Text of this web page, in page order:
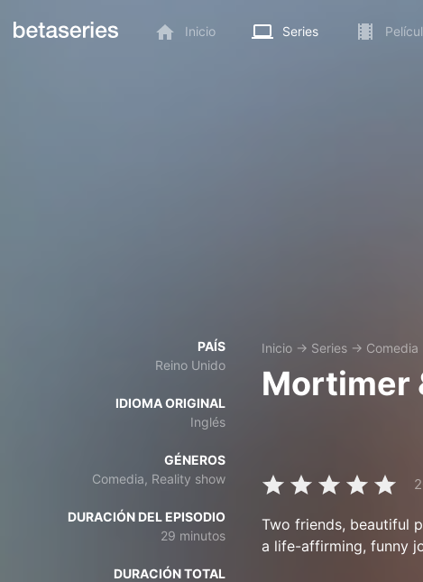
Inicio Series
PAÍS
Reino Unido
IDIOMA ORIGINAL
Inglés
GÉNEROS
Comedia, Reality show
DURACIÓN DEL EPISODIO
29 minutos
DURACIÓN TOTAL
Inicio → Series → Comedia
Mortimer
Two friends, beautiful
a life-affirming, funny